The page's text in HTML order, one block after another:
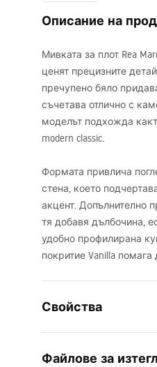
Описание на
Мивката за плот Rea
ценят прецизните
пречупено бяло
съчетава отлично с
моделът подхожда
modern classic.
Формата привлича
стена, което
акцент. Допълнително
тя добавя дълбочина,
удобно профилирана
покритие Vanilla
Свойства
Файлове за